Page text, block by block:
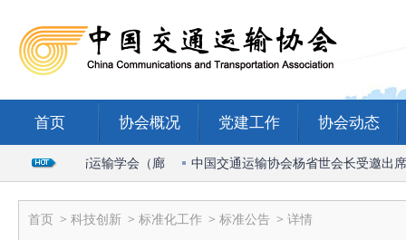
首页 协会概况 党建工作 协会动态
际物流与运输学会（廊 中国交通运输协会杨省世会长受邀出席
首页 > 科技创新 > 标准化工作 > 标准公告 > 详情